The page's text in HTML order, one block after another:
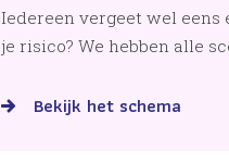
Iedereen vergeet wel
je risico? We hebben alle
Bekijk het schema